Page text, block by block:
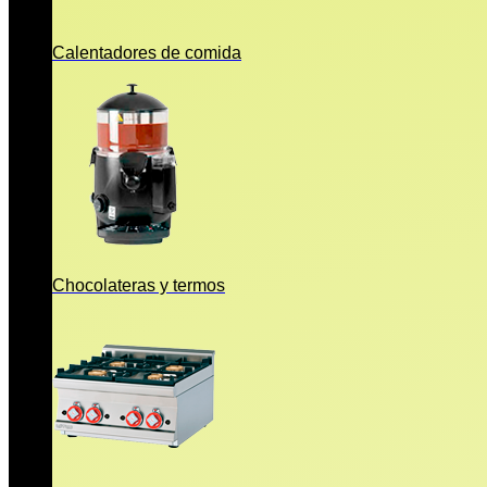
Calentadores de comida
Chocolateras y termos